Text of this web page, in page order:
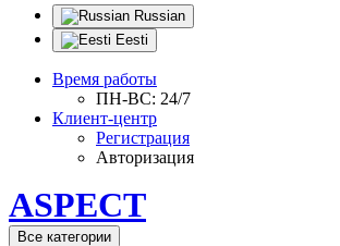
Russian
Eesti
Время работы
ПН-ВС: 24/7
Клиент-центр
Регистрация
Авторизация
ASPECT
Все категории